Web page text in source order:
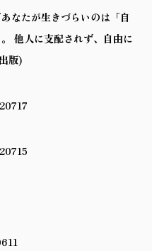
なたが生きづらいのは「自
他人に支配されず、自由に
版)